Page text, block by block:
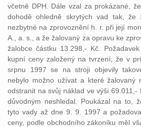
včetně DPH. Dále vzal za prokázané,
dohodě ohledně skrytých vad tak, že
nezbytné na zprovoznění h. r. při její
A., a. s., a že žalovaný za opravu ke
žalobce částku 13.298,- Kč.
kupní ceny založený na tvrzení, že v
srpnu 1997 se na stroji objevily
nebylo možno užívat a které žalovaný
odstranit na svůj náklad ve výši 69.011,-
důvodným neshledal. Poukázal na to,
tyto vady až dne 9. 9. 1997 a
ceny, podle obchodního zákoníku měl